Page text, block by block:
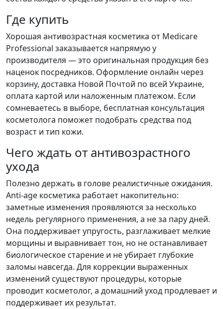
Где купить
Хорошая антивозрастная косметика от Medicare
Professional заказывается напрямую у
производителя — это оригинальная продукция без
наценок посредников. Оформление онлайн через
корзину, доставка Новой Почтой по всей Украине,
оплата картой или наложенным платежом. Если
сомневаетесь в выборе, бесплатная консультация
косметолога поможет подобрать средства под
возраст и тип кожи.
Чего ждать от антивозрастного
ухода
Полезно держать в голове реалистичные ожидания.
Anti-age косметика работает накопительно:
заметные изменения проявляются за несколько
недель регулярного применения, а не за пару дней.
Она поддерживает упругость, разглаживает мелкие
морщины и выравнивает тон, но не останавливает
биологическое старение и не убирает глубокие
заломы навсегда. Для коррекции выраженных
изменений существуют процедуры, которые
проводит косметолог, а домашний уход продлевает и
поддерживает их результат.